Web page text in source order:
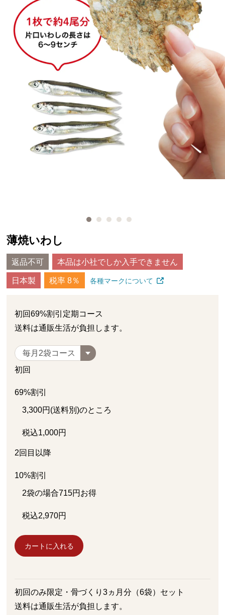
薄焼いわし
返品不可 本品は小社でしか入手できません
日本製 税率 8％ 各種マークについて
初回69%割引定期コース
送料は通販生活が負担します。
初回
69%割引
3,300円 (送料別)のところ
税込1,000円
2回目以降
10%割引
2袋の場合715円お得
税込2,970円
カートに入れる
初回のみ限定・骨づくり3ヵ月分（6袋）セット
送料は通販生活が負担します。